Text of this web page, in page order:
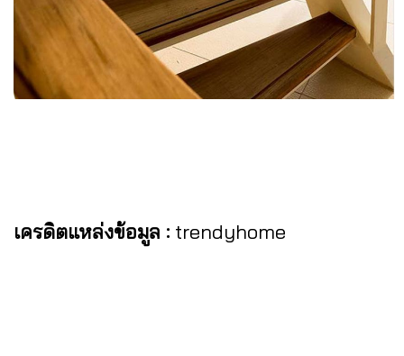
เครดิตแหล่งข้อมูล : trendyhome